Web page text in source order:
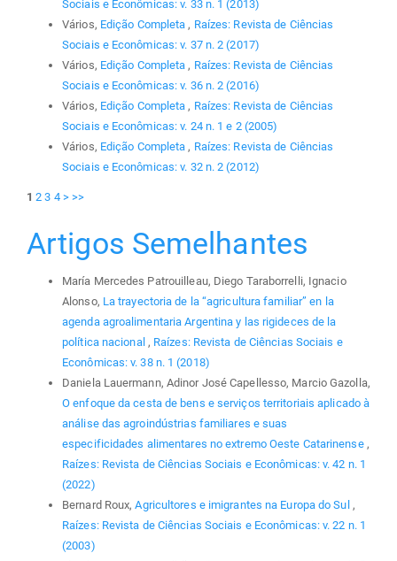
Sociais e Econômicas: v. 33 n. 1 (2013)
Vários, Edição Completa , Raízes: Revista de Ciências
Sociais e Econômicas: v. 37 n. 2 (2017)
Vários, Edição Completa , Raízes: Revista de Ciências
Sociais e Econômicas: v. 36 n. 2 (2016)
Vários, Edição Completa , Raízes: Revista de Ciências
Sociais e Econômicas: v. 24 n. 1 e 2 (2005)
Vários, Edição Completa , Raízes: Revista de Ciências
Sociais e Econômicas: v. 32 n. 2 (2012)
1 2 3 4 > >>
Artigos Semelhantes
María Mercedes Patrouilleau, Diego Taraborrelli, Ignacio
Alonso, La trayectoria de la “agricultura familiar” en la
agenda agroalimentaria Argentina y las rigideces de la
política nacional , Raízes: Revista de Ciências Sociais e
Econômicas: v. 38 n. 1 (2018)
Daniela Lauermann, Adinor José Capellesso, Marcio Gazolla,
O enfoque da cesta de bens e serviços territoriais aplicado à
análise das agroindústrias familiares e suas
especificidades alimentares no extremo Oeste Catarinense ,
Raízes: Revista de Ciências Sociais e Econômicas: v. 42 n. 1
(2022)
Bernard Roux,Agricultores e imigrantes na Europa do Sul ,
Raízes: Revista de Ciências Sociais e Econômicas: v. 22 n. 1
(2003)